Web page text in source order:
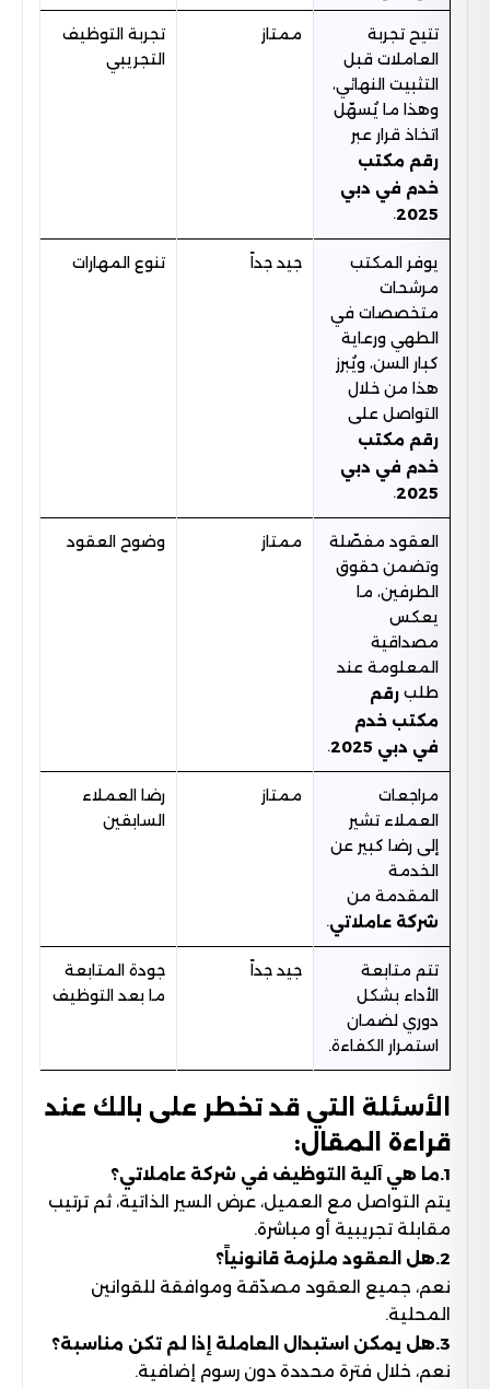
تتيح تجربة
العاملات قبل
التثبيت النهائي،
وهذا ما يُسهّل
اتخاذ قرار عبر
رقم مكتب
خدم في دبي
2025
.
ممتاز
تجربة التوظيف
التجريبي
يوفر المكتب
مرشحات
متخصصات في
الطهي ورعاية
كبار السن، ويُبرز
هذا من خلال
التواصل على
رقم مكتب
خدم في دبي
2025
.
جيد جداً تنوع المهارات
العقود مفصّلة
وتضمن حقوق
الطرفين، ما
يعكس
مصداقية
المعلومة عند
طلبرقم
مكتب خدم
في دبي 2025
.
ممتاز وضوح العقود
مراجعات
العملاء تشير
إلى رضا كبير عن
الخدمة
المقدمة من
شركة عاملاتي.
ممتاز
رضا العملاء
السابقين
تتم متابعة
الأداء بشكل
دوري لضمان
استمرار الكفاءة.
جيد جداً
جودة المتابعة
ما بعد التوظيف
الأسئلة التي قد تخطر على بالك عند
قراءة المقال:
1.ما هي آلية التوظيف في شركة عاملاتي؟
يتم التواصل مع العميل، عرض السير الذاتية، ثم ترتيب
مقابلة تجريبية أو مباشرة.
2.هل العقود ملزمة قانونياً؟
نعم، جميع العقود مصدّقة وموافقة للقوانين
المحلية.
3.هل يمكن استبدال العاملة إذا لم تكن مناسبة؟
نعم، خلال فترة محددة دون رسوم إضافية.